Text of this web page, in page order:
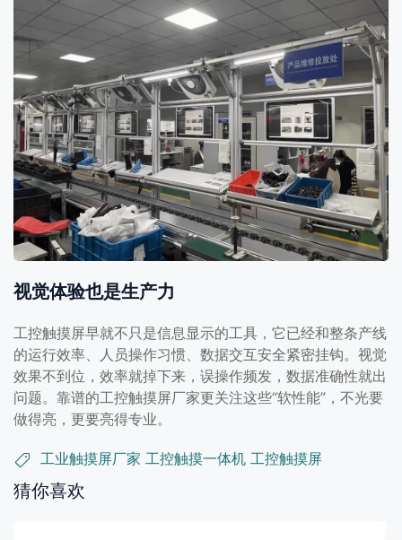
视觉体验也是生产力
工控触摸屏早就不只是信息显示的工具，它已经和整条产线
的运行效率、人员操作习惯、数据交互安全紧密挂钩。视觉
效果不到位，效率就掉下来，误操作频发，数据准确性就出
问题。靠谱的工控触摸屏厂家更关注这些“软性能”，不光要
做得亮，更要亮得专业。
工业触摸屏厂家 工控触摸一体机 工控触摸屏
猜你喜欢